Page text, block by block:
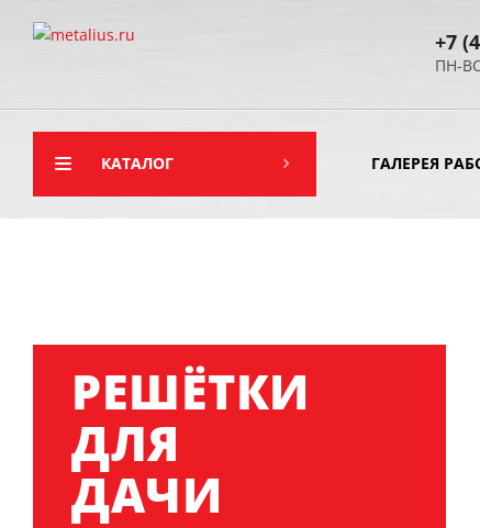
+7
ПН-
КАТАЛОГ ГАЛЕРЕЯ
РЕШЁТКИ
ДЛЯ
ДАЧИ